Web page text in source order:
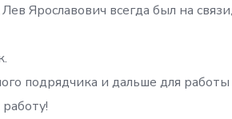
Ярославович всегда был на
подрядчика и дальше для